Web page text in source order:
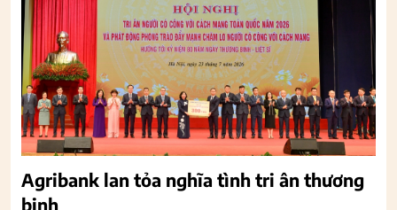
Agribank lan tỏa nghĩa tình tri ân thương
binh